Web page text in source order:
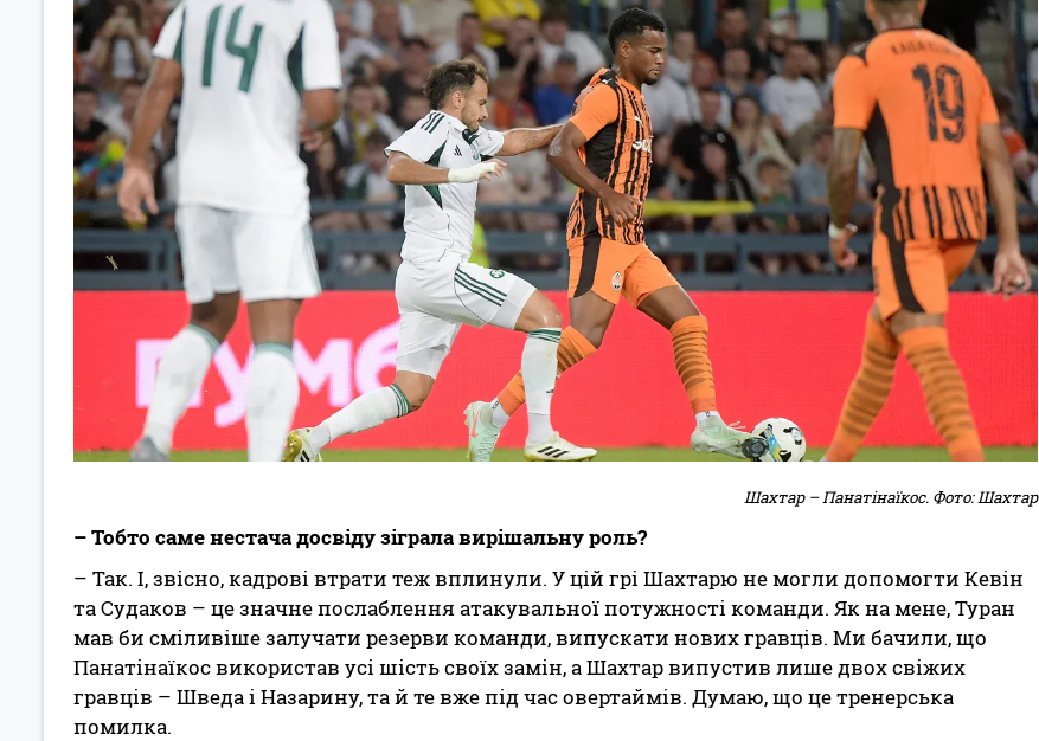
Шахтар – Панатінаїкос. Фото: Шахтар
– Тобто саме нестача досвіду зіграла вирішальну роль?
– Так. І, звісно, кадрові втрати теж вплинули. У цій грі Шахтарю не могли допомогти Кевін
та Судаков – це значне послаблення атакувальної потужності команди. Як на мене, Туран
мав би сміливіше залучати резерви команди, випускати нових гравців. Ми бачили, що
Панатінаїкос використав усі шість своїх замін, а Шахтар випустив лише двох свіжих
гравців – Шведа і Назарину, та й те вже під час овертаймів. Думаю, що це тренерська
помилка.